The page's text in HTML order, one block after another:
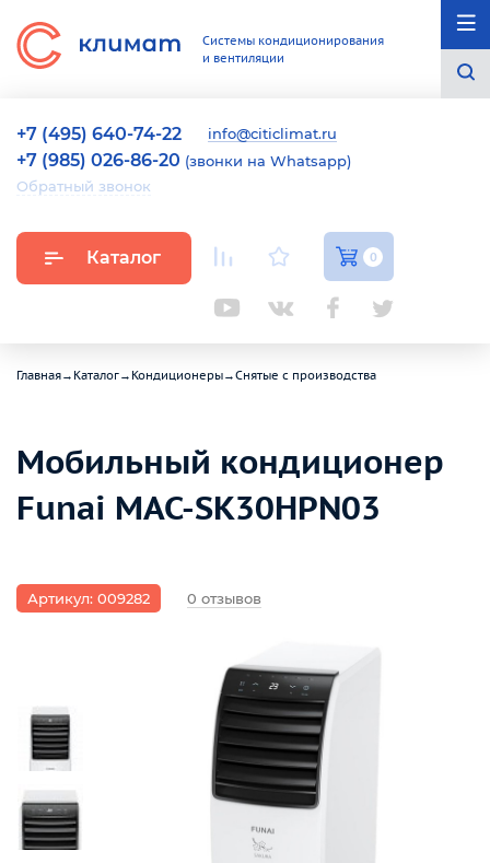
Системы кондиционирования
и вентиляции
+7 (495) 640-74-22 info@citiclimat.ru
+7 (985) 026-86-20 (звонки на Whatsapp)
Обратный звонок
Каталог 0
Главная→ Каталог→ Кондиционеры→Снятые с производства
Мобильный кондиционер
Funai MAC-SK30HPN03
Артикул: 009282 0 отзывов